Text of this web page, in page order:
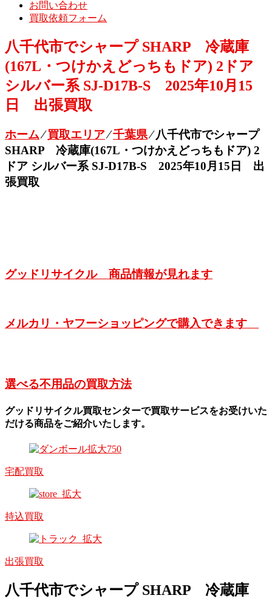
お問い合わせ
買取依頼フォーム
八千代市でシャープ SHARP 冷蔵庫
(167L・つけかえどっちもドア) 2ドア
シルバー系 SJ-D17B-S 2025年10月15
日 出張買取
ホーム⁄買取エリア⁄千葉県⁄八千代市でシャープ
SHARP 冷蔵庫(167L・つけかえどっちもドア) 2
ドア シルバー系 SJ-D17B-S 2025年10月15日 出
張買取
グッドリサイクル 商品情報が見れます
メルカリ・ヤフーショッピングで購入できます
選べる不用品の買取方法
グッドリサイクル買取センターで買取サービスをお受けいた
だける商品をご紹介いたします。
宅配買取
持込買取
出張買取
八千代市でシャープ SHARP 冷蔵庫